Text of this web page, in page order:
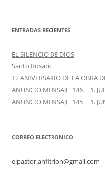
ENTRADAS RECIENTES
EL SILENCIO DE DIOS
Santo Rosario
12 ANIVERSARIO DE LA OBRA
ANUNCIO MENSAJE 146 1.
ANUNCIO MENSAJE 145 1.
CORREO ELECTRONICO
elpastor.anfitrion@gmail.com